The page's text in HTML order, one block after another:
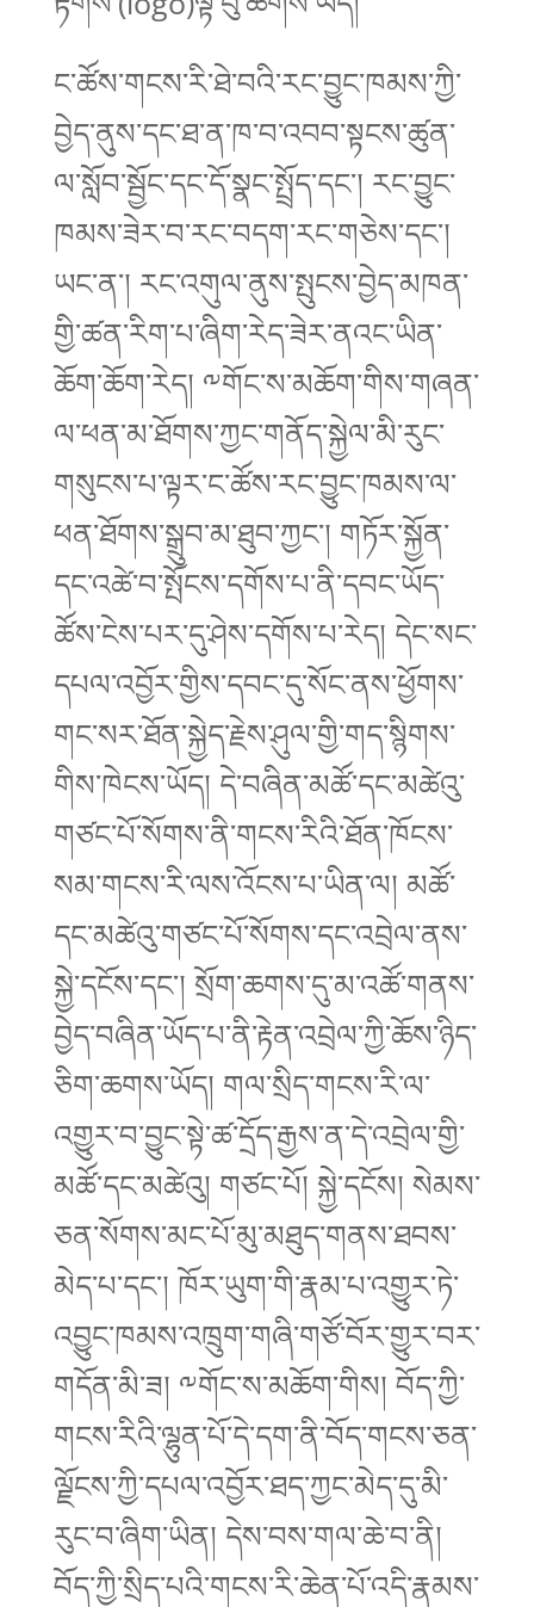
ང་ཚོས་གངས་རི་ཐེ་བའི་རང་བྱུང་ཁམས་ཀྱི་
བྱེད་ནུས་དང་ཐ་ན་ཁ་བ་འབབ་སྟངས་ཚུན་
ལ་སློབ་སྦྱོང་དང་དོ་སྣང་སྤྲོད་དང་། རང་བྱུང་
ཁམས་ཟེར་བ་རང་བདག་རང་གཅེས་དང་།
ཡང་ན་། རང་འགུལ་ནུས་སྤུངས་བྱེད་མཁན་
གྱི་ཚན་རིག་པ་ཞིག་རེད་ཟེར་ནའང་ཡིན་
ཆོག་ཆོག་རེད། ༸གོང་ས་མཆོག་གིས་གཞན་
ལ་ཕན་མ་ཐོགས་ཀྱང་གནོད་སྐྱེལ་མི་རུང་
གསུངས་པ་ལྟར་ང་ཚོས་རང་བྱུང་ཁམས་ལ་
ཕན་ཐོགས་སྒྲུབ་མ་ཐུབ་ཀྱང་། གཏོར་སྐྱོན་
དང་འཚེ་བ་སྤོངས་དགོས་པ་ནི་དབང་ཡོད་
ཚོས་ངེས་པར་དུ་ཤེས་དགོས་པ་རེད། དེང་སང་
དཔལ་འབྱོར་གྱིས་དབང་དུ་སོང་ནས་ཕྱོགས་
གང་སར་ཐོན་སྐྱེད་རྗེས་ཤུལ་གྱི་གད་སྙིགས་
གིས་ཁེངས་ཡོད། དེ་བཞིན་མཚོ་དང་མཚེའུ་
གཙང་པོ་སོགས་ནི་གངས་རིའི་ཐོན་ཁོངས་
སམ་གངས་རི་ལས་འོངས་པ་ཡིན་ལ། མཚོ་
དང་མཚེའུ་གཙང་པོ་སོགས་དང་འབྲེལ་ནས་
སྐྱེ་དངོས་དང་། སྲོག་ཆགས་དུ་མ་འཚོ་གནས་
བྱེད་བཞིན་ཡོད་པ་ནི་རྟེན་འབྲེལ་ཀྱི་ཆོས་ཉིད་
ཅིག་ཆགས་ཡོད། གལ་སྲིད་གངས་རི་ལ་
འགྱུར་བ་བྱུང་སྟེ་ཚ་དྲོད་རྒྱས་ན་དེ་འབྲེལ་གྱི་
མཚོ་དང་མཚེའུ། གཙང་པོ། སྐྱེ་དངོས། སེམས་
ཅན་སོགས་མང་པོ་མུ་མཐུད་གནས་ཐབས་
མེད་པ་དང་། ཁོར་ཡུག་གི་རྣམ་པ་འགྱུར་ཏེ་
འབྱུང་ཁམས་འཁྲུག་གཞི་གཙོ་བོར་གྱུར་བར་
གདོན་མི་ཟ། ༸གོང་ས་མཆོག་གིས། བོད་ཀྱི་
གངས་རིའི་ལྷུན་པོ་དེ་དག་ནི་བོད་གངས་ཅན་
ལྗོངས་ཀྱི་དཔལ་འབྱོར་ཐད་ཀྱང་མེད་དུ་མི་
རུང་བ་ཞིག་ཡིན། དེས་བས་གལ་ཆེ་བ་ནི།
བོད་ཀྱི་སྲིད་པའི་གངས་རི་ཆེན་པོ་འདི་རྣམས་